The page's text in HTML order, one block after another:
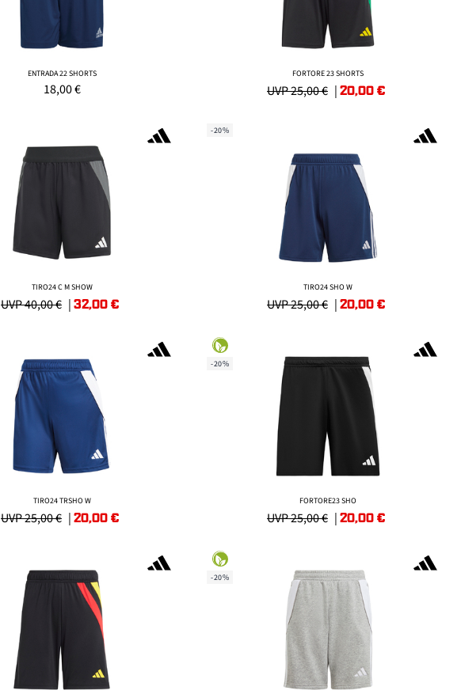
ENTRADA 22 SHORTS
18,00€
FORTORE 23 SHORTS
UVP 25,00 € |20,00€
TIRO24 C M SHOW
UVP 40,00 € |32,00€
-20%
TIRO24 SHO W
UVP 25,00 € |20,00€
TIRO24 TRSHO W
UVP 25,00 € |20,00€
-20%
FORTORE23 SHO
UVP 25,00 € |20,00€
-20%